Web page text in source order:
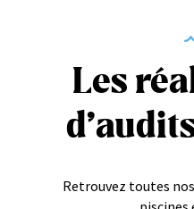
Les
Retrouvez toutes